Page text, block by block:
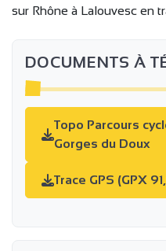
sur Rhône à Lalouvesc en
DOCUMENTS À
Topo Parcours
Gorges du Doux
Trace GPS (GPX